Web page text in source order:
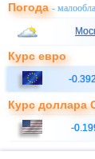
Погода-
Курс евро
-
Курс доллара
-